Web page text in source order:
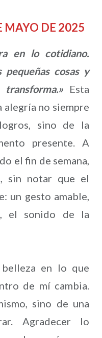
MAYO DE 2025
en lo cotidiano.
pequeñas cosas y
Esta
alegría no siempre
sino de la
presente. A
el fin de semana,
sin notar que el
un gesto amable,
el sonido de la
en lo que
de mí cambia.
sino de una
Agradecer lo